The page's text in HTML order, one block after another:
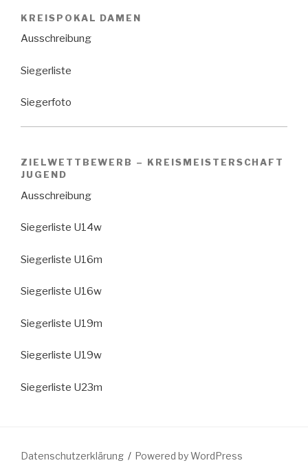
KREISPOKAL DAMEN
Ausschreibung
Siegerliste
Siegerfoto
ZIELWETTBEWERB – KREISMEISTERSCHAFT
JUGEND
Ausschreibung
Siegerliste U14w
Siegerliste U16m
Siegerliste U16w
Siegerliste U19m
Siegerliste U19w
Siegerliste U23m
Datenschutzerklärung Powered by WordPress